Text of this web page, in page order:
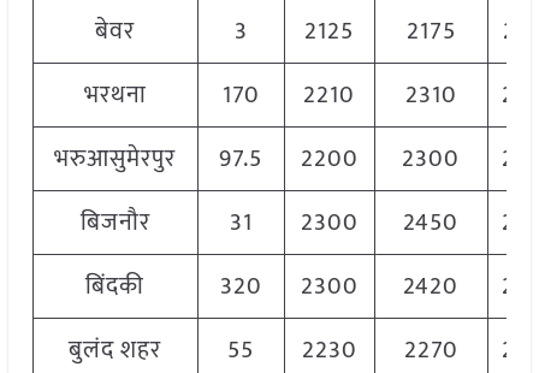
बेवर
3 2125 2175
भरथना
170 2210 2310
भरुआसुमेरपुर
97.5 2200 2300
बिजनौर
31 2300 2450
बिंदकी
320 2300 2420
बुलंद शहर
55 2230 2270